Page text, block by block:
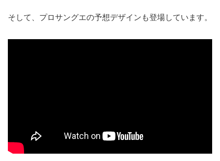
そして、プロサングエの予想デザインも登場しています。